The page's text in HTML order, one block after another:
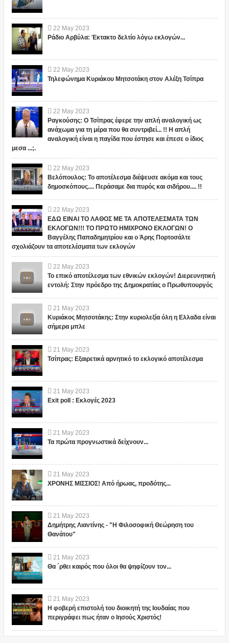
22 May 2023
Ράδιο Αρβύλα: Έκτακτο δελτίο λόγω εκλογών...
22 May 2023
Τηλεφώνημα Κυριάκου Μητσοτάκη στον Αλέξη Τσίπρα
22 May 2023
Ραγκούσης: Ο Τσίπρας έφερε την απλή αναλογική ως
ανάχωμα για τη μέρα που θα συντριβεί... !! Η απλή
αναλογική είναι η παγίδα που έστησε και έπεσε ο ίδιος
μεσα ...;.
22 May 2023
Βελόπουλος: Το αποτέλεσμα διέψευσε ακόμα και τους
δημοσκόπους.... Περάσαμε δια πυρός και σιδήρου.... !!
22 May 2023
ΕΔΩ ΕΙΝΑΙ ΤΟ ΛΑΘΟΣ ΜΕ ΤΑ ΑΠΟΤΕΛΕΣΜΑΤΑ ΤΩΝ
ΕΚΛΟΓΩΝ!!! ΤΟ ΠΡΩΤΟ ΗΜΙΧΡΟΝΟ ΕΚΛΟΓΩΝ! Ο
Βαγγέλης Παπαδημητρίου και ο Άρης Πορτοσάλτε
σχολιάζουν τα αποτελέσματα των εκλογών
22 May 2023
Το επικό αποτέλεσμα των εθνικών εκλογών! Διερευνητική
εντολή: Στην πρόεδρο της Δημοκρατίας ο Πρωθυπουργός
21 May 2023
Κυριάκος Μητσοτάκης: Στην κυριολεξία όλη η Ελλαδα είναι
σήμερα μπλε
21 May 2023
Τσίπρας: Εξαιρετικά αρνητικό το εκλογικό αποτέλεσμα
21 May 2023
Exit poll : Εκλογές 2023
21 May 2023
Τα πρώτα προγνωστικά δείχνουν...
21 May 2023
ΧΡΟΝΗΣ ΜΙΣΣΙΟΣ! Από ήρωας, προδότης...
21 May 2023
Δημήτρης Λιαντίνης - "Η Φιλοσοφική Θεώρηση του
Θανάτου"
21 May 2023
Θα ΄ρθει καιρός που όλοι θα ψηφίζουν τον...
21 May 2023
Η φοβερή επιστολή του διοικητή της Ιουδαίας που
περιγράφει πως ήταν ο Ιησούς Χριστός!